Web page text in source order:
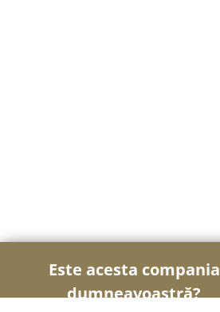
Este acesta compania
dumneavoastră?